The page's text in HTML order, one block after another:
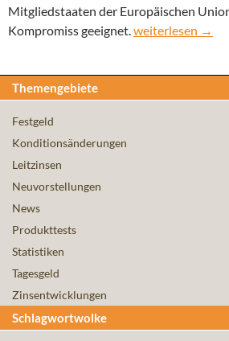
Mitgliedstaaten der Europäischen
Kompromiss geeignet.Bankenunion ist
weiterlesen →
Themengebiete
Festgeld
Konditionsänderungen
Leitzinsen
Neuvorstellungen
News
Produkttests
Statistiken
Tagesgeld
Zinsentwicklungen
Schlagwortwolke